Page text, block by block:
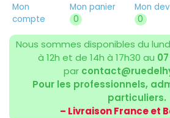
Mon
compte
Mon panier
0
Mon
0
Nous sommes disponibles du
à 12h et de 14h à 17h30 au
par
Pour les professionnels,
particuliers.
– Livraison France et